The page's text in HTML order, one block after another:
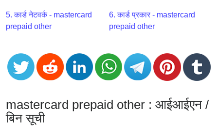
CC
Generator
Banks
Credit
Validator
Credit
5. कार्ड नेटवर्क - mastercard
prepaid other
6. कार्ड प्रकार - mastercard
prepaid other
mastercard prepaid other : आईआईएन /
बिन सूची